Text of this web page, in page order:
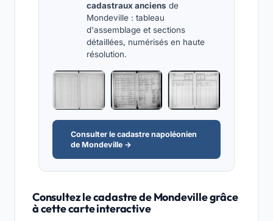
cadastraux anciens de
Mondeville : tableau
d'assemblage et sections
détaillées, numérisés en haute
résolution.
Consulter le cadastre napoléonien
de Mondeville →
Consultez le cadastre de Mondeville grâce
à cette carte interactive